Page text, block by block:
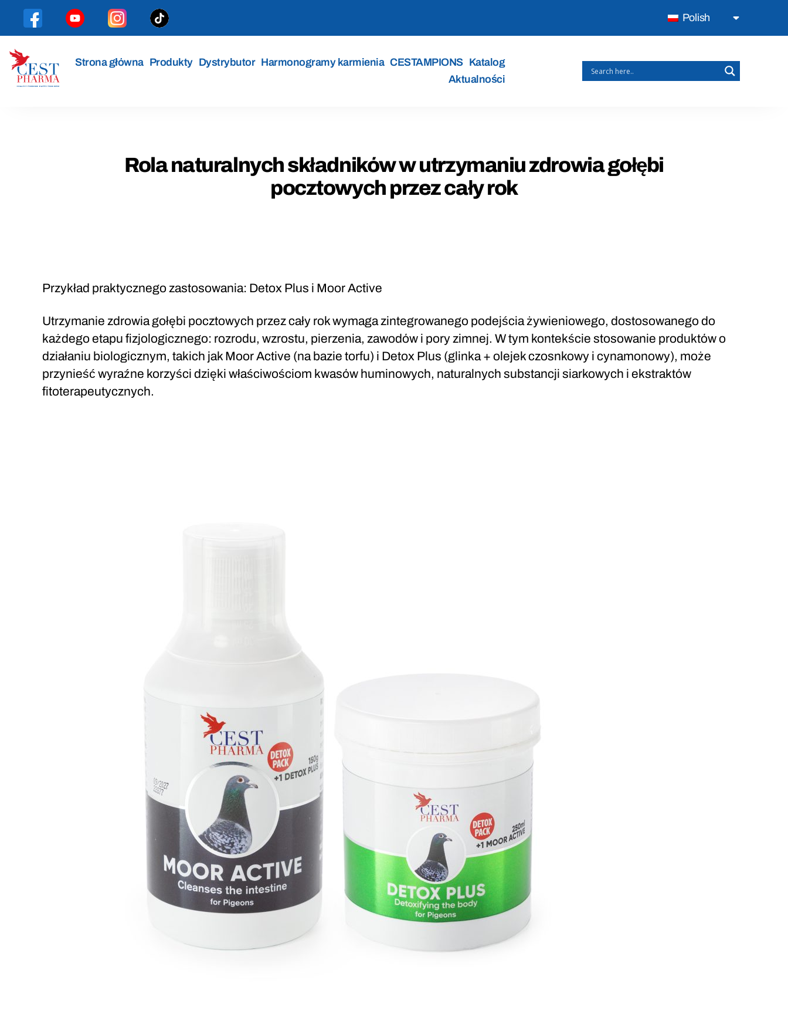
Polish
Strona główna Produkty Dystrybutor Harmonogramy karmienia CESTAMPIONS Katalog
Aktualności
Rola naturalnych składników w utrzymaniu zdrowia gołębi
pocztowych przez cały rok
Przykład praktycznego zastosowania: Detox Plus i Moor Active
Utrzymanie zdrowia gołębi pocztowych przez cały rok wymaga zintegrowanego podejścia żywieniowego, dostosowanego do
każdego etapu fizjologicznego: rozrodu, wzrostu, pierzenia, zawodów i pory zimnej. W tym kontekście stosowanie produktów o
działaniu biologicznym, takich jak Moor Active (na bazie torfu) i Detox Plus (glinka + olejek czosnkowy i cynamonowy), może
przynieść wyraźne korzyści dzięki właściwościom kwasów huminowych, naturalnych substancji siarkowych i ekstraktów
fitoterapeutycznych.